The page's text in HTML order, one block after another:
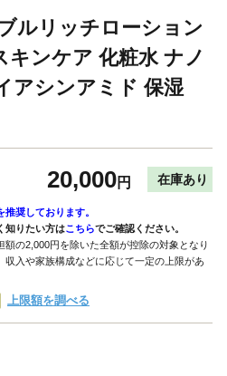
ルリッチローション
キンケア 化粧水 ナノ
アシンアミド 保湿
20,000円 在庫あり
推奨しております。
知りたい方はこちらでご確認ください。
の2,000円を除いた全額が控除の対象となり
収入や家族構成などに応じて一定の上限があ
上限額を調べる